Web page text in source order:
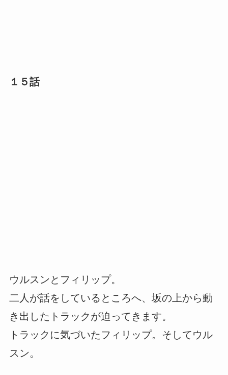
１５話
ウルスンとフィリップ。
二人が話をしているところへ、坂の上から動
き出したトラックが迫ってきます。
トラックに気づいたフィリップ。そしてウル
スン。